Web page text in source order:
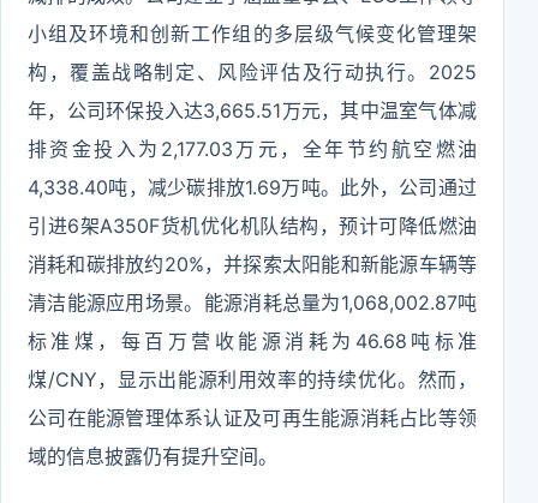
小组及环境和创新工作组的多层级气候变化管理架
构，覆盖战略制定、风险评估及行动执行。2025
年，公司环保投入达3,665.51万元，其中温室气体减
排资金投入为2,177.03万元，全年节约航空燃油
4,338.40吨，减少碳排放1.69万吨。此外，公司通过
引进6架A350F货机优化机队结构，预计可降低燃油
消耗和碳排放约20%，并探索太阳能和新能源车辆等
清洁能源应用场景。能源消耗总量为1,068,002.87吨
标准煤，每百万营收能源消耗为46.68吨标准
煤/CNY，显示出能源利用效率的持续优化。然而，
公司在能源管理体系认证及可再生能源消耗占比等领
域的信息披露仍有提升空间。